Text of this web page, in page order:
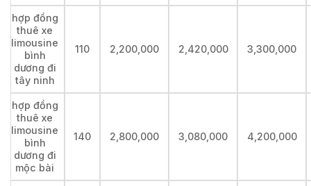
hợp đồng
thuê xe
limousine
bình
dương đi
tây ninh
110 2,200,000 2,420,000 3,300,000
hợp đồng
thuê xe
limousine
bình
dương đi
mộc bài
140 2,800,000 3,080,000 4,200,000